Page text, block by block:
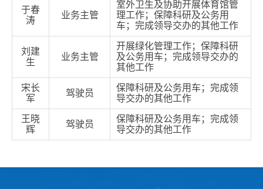
于春
涛
业务主管
室外卫生及协助开展体育馆管
理工作；保障科研及公务用
车；完成领导交办的其他工作
刘建
生
业务主管
开展绿化管理工作；保障科研
及公务用车；完成领导交办的
其他工作
宋长
军
驾驶员
保障科研及公务用车；完成领
导交办的其他工作
王晓
辉
驾驶员
保障科研及公务用车；完成领
导交办的其他工作